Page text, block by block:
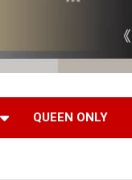
QUEEN ONLY